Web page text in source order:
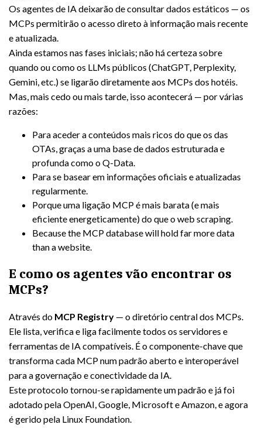
Os agentes de IA deixarão de consultar dados estáticos — os
MCPs permitirão o acesso direto à informação mais recente
e atualizada.
Ainda estamos nas fases iniciais; não há certeza sobre
quando ou como os LLMs públicos (ChatGPT, Perplexity,
Gemini, etc.) se ligarão diretamente aos MCPs dos hotéis.
Mas, mais cedo ou mais tarde, isso acontecerá — por várias
razões:
Para aceder a conteúdos mais ricos do que os das
OTAs, graças a uma base de dados estruturada e
profunda como o Q-Data.
Para se basear em informações oficiais e atualizadas
regularmente.
Porque uma ligação MCP é mais barata (e mais
eficiente energeticamente) do que o web scraping.
Because the MCP database will hold far more data
than a website.
E como os agentes vão encontrar os
MCPs?
Através do MCP Registry — o diretório central dos MCPs.
Ele lista, verifica e liga facilmente todos os servidores e
ferramentas de IA compatíveis. É o componente-chave que
transforma cada MCP num padrão aberto e interoperável
para a governação e conectividade da IA.
Este protocolo tornou-se rapidamente um padrão e já foi
adotado pela OpenAI, Google, Microsoft e Amazon, e agora
é gerido pela Linux Foundation.